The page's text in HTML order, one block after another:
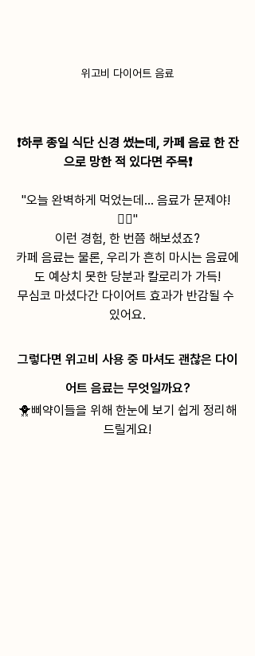
위고비 다이어트 음료
❗️하루 종일 식단 신경 썼는데, 카페 음료 한 잔
으로 망한 적 있다면 주목❗️
"오늘 완벽하게 먹었는데... 음료가 문제야!
🤦‍♀️"
이런 경험, 한 번쯤 해보셨죠?
카페 음료는 물론, 우리가 흔히 마시는 음료에
도 예상치 못한 당분과 칼로리가 가득!
무심코 마셨다간 다이어트 효과가 반감될 수
있어요.
그렇다면 위고비 사용 중 마셔도 괜찮은 다이
어트 음료는 무엇일까요?
🐥삐약이들을 위해 한눈에 보기 쉽게 정리해
드릴게요!